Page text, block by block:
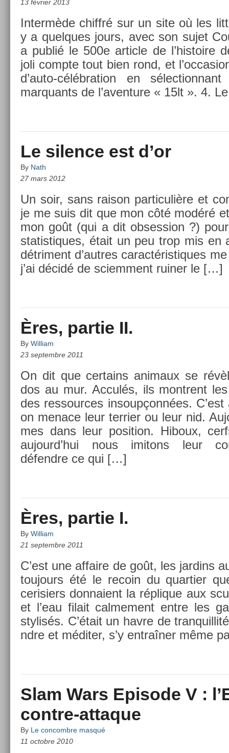
13 février 2013
In­termède chiffré sur un site où les
y a quel­ques jours, avec son sujet
a publié le 500e ar­ticle de l’his­toire
joli com­pte tout bien rond, et
d’auto-célébration en
mar­quants de l’aven­ture « 15lt ». 4.
Le silence est d’or
By Nath
27 mars 2012
Un soir, sans raison par­ticuliè­re et
je me suis dit que mon côté modéré
mon goût (qui a dit ob­sess­ion ?)
statis­tiques, était un peu trop mis en
détri­ment d’aut­res caractéris­tiques
j’ai décidé de sciem­ment ruin­er le […]
Ères, partie II.
By William
23 septembre 2011
On dit que cer­tains an­imaux se
dos au mur. Acculés, ils montrent
des re­ssour­ces in­soup­çonnées.
on menace leur ter­ri­er ou leur nid.
mes dans leur posi­tion. Hiboux,
aujourd’hui nous im­itons leur
défendre ce qui […]
Ères, partie I.
By William
21 septembre 2011
C’est une af­faire de goût, les jar­dins
toujours été le re­coin du quar­ti­er
cerisi­ers don­naient la réplique aux
et l’eau filait cal­me­ment entre les
stylisés. C’était un havre de
ndre et méditer, s’y entraîner même
Slam Wars Episode V :
contre-attaque
By Le concombre masqué
11 octobre 2010